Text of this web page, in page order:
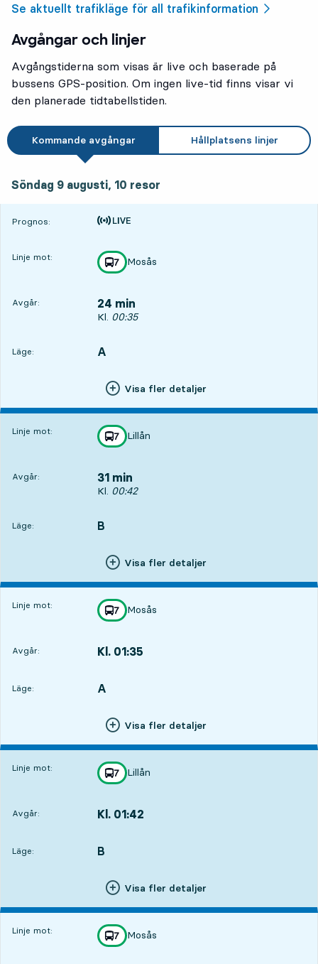
Se aktuellt trafikläge för all trafikinformation
Avgångar och linjer
Avgångstiderna som visas är live och baserade på
bussens GPS-position. Om ingen live-tid finns visar vi
den planerade tidtabellstiden.
Kommande avgångar Hållplatsens linjer
Söndag 9 augusti, 10 resor
Prognos:
Tiden är prognos
Linje mot: linje
7
mot
Mosås
,
Avgår: 24 min
Avgår, Kl. 00:35, om 24 min
Kl. 00:35
Läge:
LÄGE, A
,
Visa fler detaljer
Linje mot: linje
7
mot
Lillån
,
Avgår: 31 min
Avgår, Kl. 00:42, om 31 min
Kl. 00:42
Läge:
LÄGE, B
,
Visa fler detaljer
Linje mot: linje
7
mot
Mosås
,
Avgår: Kl. 01:35
Läge:
LÄGE, A
,
Visa fler detaljer
Linje mot: linje
7
mot
Lillån
,
Avgår: Kl. 01:42
Läge:
LÄGE, B
,
Visa fler detaljer
Linje mot: linje
7
mot
Mosås
,